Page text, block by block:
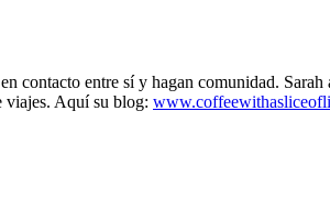
contacto entre sí y hagan comunidad.
viajes. Aquí su blog: